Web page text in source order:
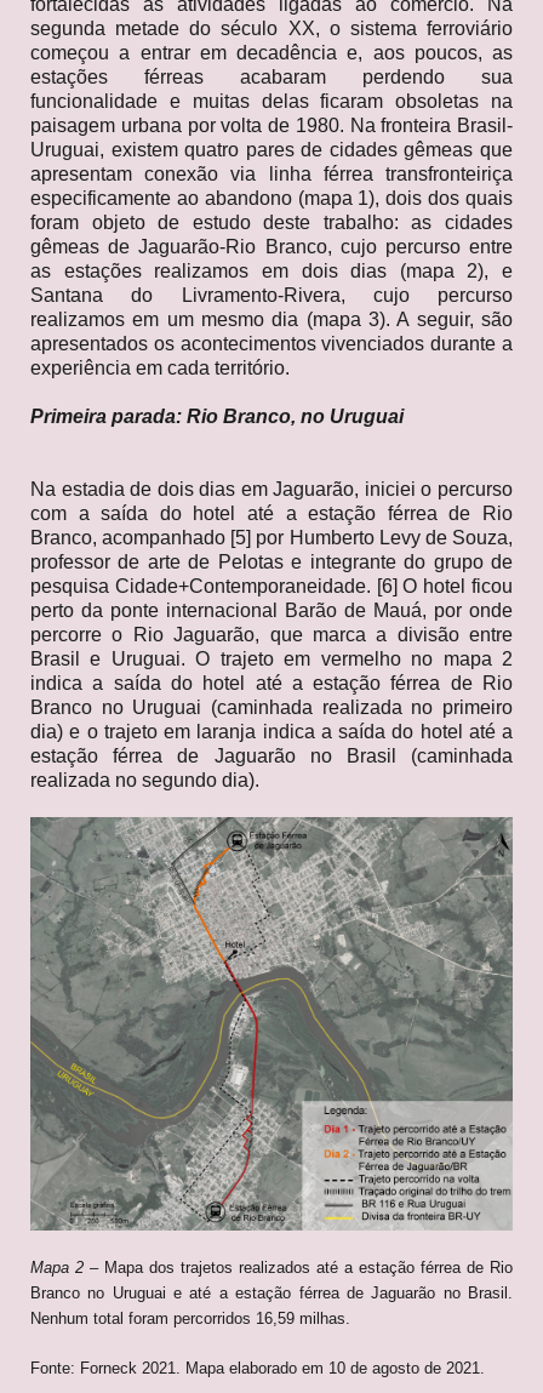
fortalecidas as atividades ligadas ao comércio. Na
segunda metade do século XX, o sistema ferroviário
começou a entrar em decadência e, aos poucos, as
estações férreas acabaram perdendo sua
funcionalidade e muitas delas ficaram obsoletas na
paisagem urbana por volta de 1980. Na fronteira Brasil-
Uruguai, existem quatro pares de cidades gêmeas que
apresentam conexão via linha férrea transfronteiriça
especificamente ao abandono (mapa 1), dois dos quais
foram objeto de estudo deste trabalho: as cidades
gêmeas de Jaguarão-Rio Branco, cujo percurso entre
as estações realizamos em dois dias (mapa 2), e
Santana do Livramento-Rivera, cujo percurso
realizamos em um mesmo dia (mapa 3). A seguir, são
apresentados os acontecimentos vivenciados durante a
experiência em cada território.
Primeira parada: Rio Branco, no Uruguai
Na estadia de dois dias em Jaguarão, iniciei o percurso
com a saída do hotel até a estação férrea de Rio
Branco, acompanhado [5] por Humberto Levy de Souza,
professor de arte de Pelotas e integrante do grupo de
pesquisa Cidade+Contemporaneidade. [6] O hotel ficou
perto da ponte internacional Barão de Mauá, por onde
percorre o Rio Jaguarão, que marca a divisão entre
Brasil e Uruguai. O trajeto em vermelho no mapa 2
indica a saída do hotel até a estação férrea de Rio
Branco no Uruguai (caminhada realizada no primeiro
dia) e o trajeto em laranja indica a saída do hotel até a
estação férrea de Jaguarão no Brasil (caminhada
realizada no segundo dia).
Mapa 2 – Mapa dos trajetos realizados até a estação férrea de Rio
Branco no Uruguai e até a estação férrea de Jaguarão no Brasil.
Nenhum total foram percorridos 16,59 milhas.
Fonte: Forneck 2021. Mapa elaborado em 10 de agosto de 2021.